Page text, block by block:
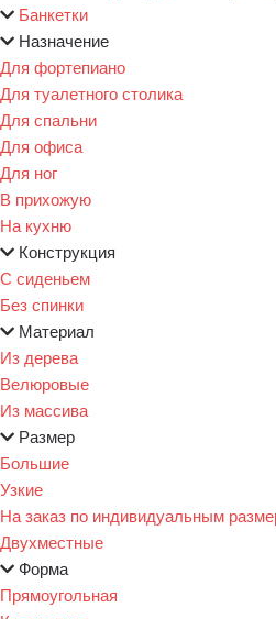
Банкетки
Назначение
Для фортепиано
Для туалетного столика
Для спальни
Для офиса
Для ног
В прихожую
На кухню
Конструкция
С сиденьем
Без спинки
Материал
Из дерева
Велюровые
Из массива
Размер
Большие
Узкие
На заказ по индивидуальным
Двухместные
Форма
Прямоугольная